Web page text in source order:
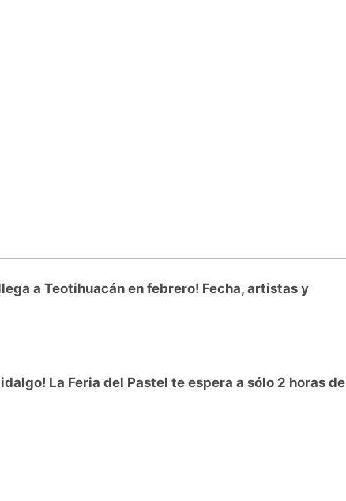
a Teotihuacán en febrero! Fecha, artistas y
La Feria del Pastel te espera a sólo 2 horas de